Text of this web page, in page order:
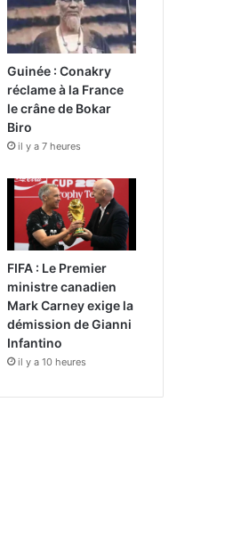
Guinée : Conakry
réclame à la France
le crâne de Bokar
Biro
il y a 7 heures
FIFA : Le Premier
ministre canadien
Mark Carney exige la
démission de Gianni
Infantino
il y a 10 heures